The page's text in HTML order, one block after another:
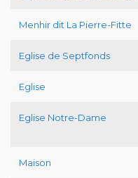
Menhir dit La Pierre-Fitte
Eglise de Septfonds
Eglise
Eglise Notre-Dame
Maison